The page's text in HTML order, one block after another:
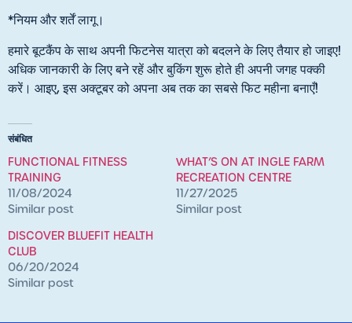
*नियम और शर्तें लागू।
हमारे बूटकैंप के साथ अपनी फिटनेस यात्रा को बदलने के लिए तैयार हो जाइए!
अधिक जानकारी के लिए बने रहें और बुकिंग शुरू होते ही अपनी जगह पक्की
करें। आइए, इस अक्टूबर को अपना अब तक का सबसे फिट महीना बनाएँ!
संबंधित
FUNCTIONAL FITNESS
TRAINING
11/08/2024
Similar post
WHAT’S ON AT INGLE FARM
RECREATION CENTRE
11/27/2025
Similar post
DISCOVER BLUEFIT HEALTH
CLUB
06/20/2024
Similar post